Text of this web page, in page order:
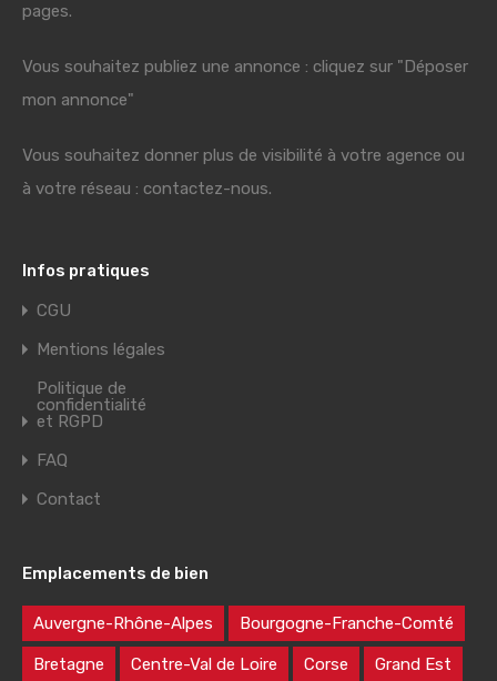
pages.
Vous souhaitez publiez une annonce : cliquez sur "Déposer
mon annonce"
Vous souhaitez donner plus de visibilité à votre agence ou
à votre réseau : contactez-nous.
Infos pratiques
CGU
Mentions légales
Politique de
confidentialité
et RGPD
FAQ
Contact
Emplacements de bien
Auvergne-Rhône-Alpes Bourgogne-Franche-Comté
Bretagne Centre-Val de Loire Corse Grand Est